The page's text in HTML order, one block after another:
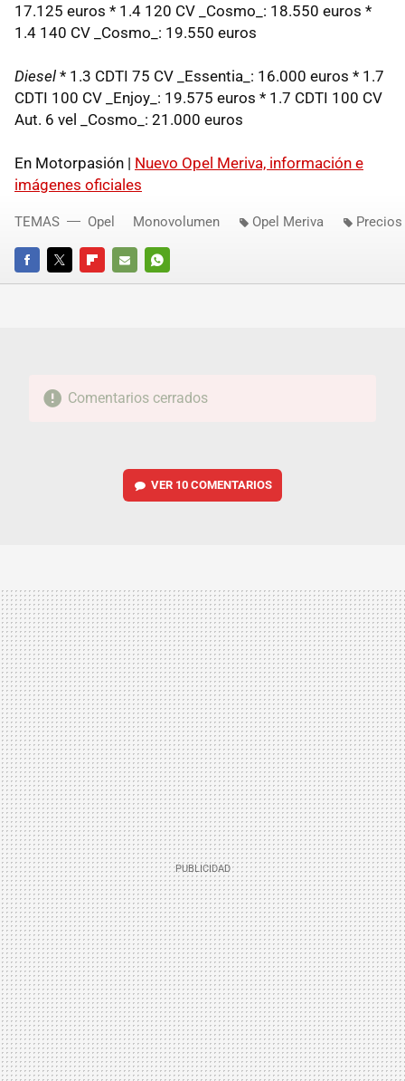
17.125 euros * 1.4 120 CV _Cosmo_: 18.550 euros *
1.4 140 CV _Cosmo_: 19.550 euros
Diesel * 1.3 CDTI 75 CV _Essentia_: 16.000 euros * 1.7
CDTI 100 CV _Enjoy_: 19.575 euros * 1.7 CDTI 100 CV
Aut. 6 vel _Cosmo_: 21.000 euros
En Motorpasión | Nuevo Opel Meriva, información e
imágenes oficiales
FACEBOOKTWITTERFLIPBOARD
E-
WHATSAPP
TEMAS Opel Monovolumen Opel Meriva
Comentarios cerrados
VER 10 COMENTARIOS